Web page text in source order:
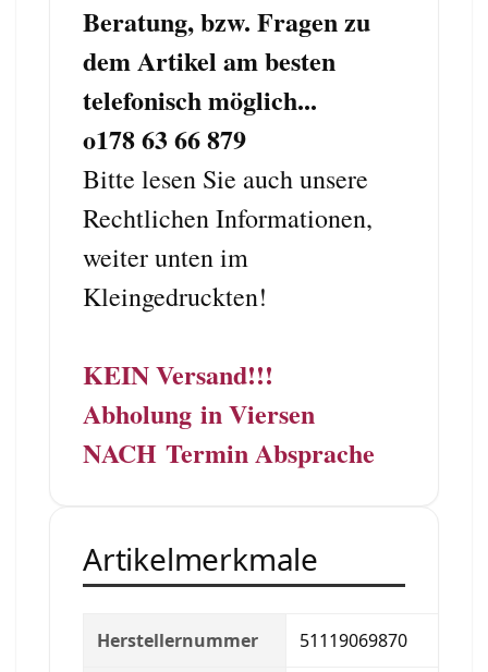
Beratung, bzw. Fragen zu
dem Artikel am besten
telefonisch möglich...
o178 63 66 879
Bitte lesen Sie auch unsere
Rechtlichen Informationen,
weiter unten im
Kleingedruckten!
KEIN Versand!!!
Abholung in Viersen
NACH Termin Absprache
Artikelmerkmale
Herstellernummer 51119069870